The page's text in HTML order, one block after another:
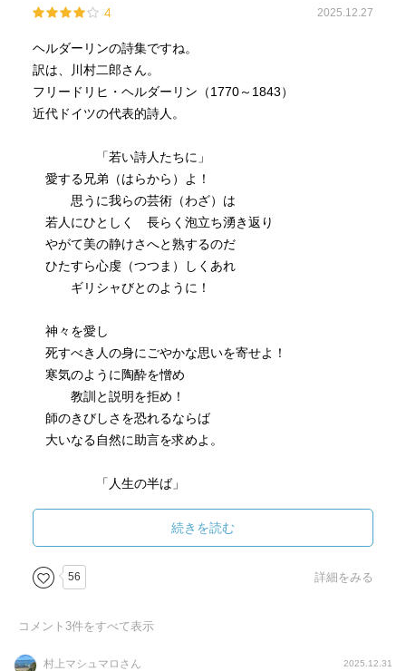
4 2025.12.27
ヘルダーリンの詩集ですね。
訳は、川村二郎さん。
フリードリヒ・ヘルダーリン（1770～1843）
近代ドイツの代表的詩人。
「若い詩人たちに」
愛する兄弟（はらから）よ！
思うに我らの芸術（わざ）は
若人にひとしく 長らく泡立ち湧き返り
やがて美の静けさへと熟するのだ
ひたすら心虔（つつま）しくあれ
ギリシャびとのように！
神々を愛し
死すべき人の身にごやかな思いを寄せよ！
寒気のように陶酔を憎め
教訓と説明を拒め！
師のきびしさを恐れるならば
大いなる自然に助言を求めよ。
「人生の半ば」
また野茨をいっぱいに咲かせ
土地は湖の方に傾く。
やさしい白鳥よ
接吻に酔い恍け
貴くも冷ややかな水の中に。
続きを読む
56 詳細をみる
コメント 3件をすべて表示
村上マシュマロさん 2025.12.31